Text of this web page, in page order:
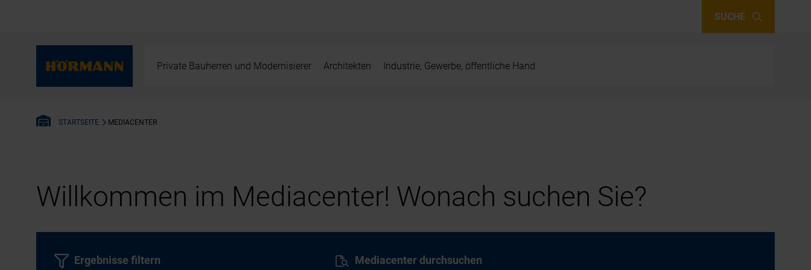
SUCHE
Private Bauherren und Modernisierer Architekten Industrie, Gewerbe, öffentliche Hand
STARTSEITE MEDIACENTER
Willkommen im Mediacenter! Wonach suchen Sie?
Mediacenter durchsuchen
Ergebnisse filtern